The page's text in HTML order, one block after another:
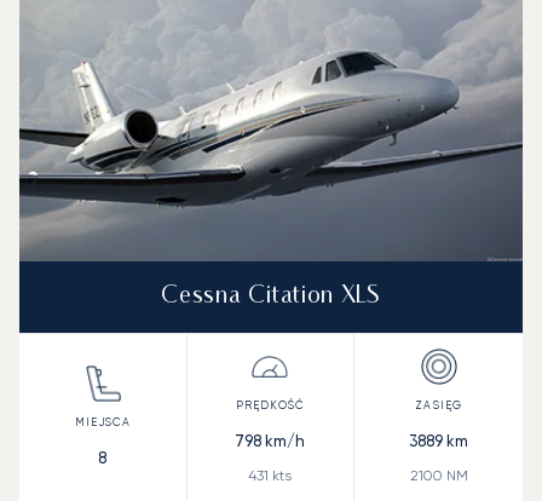
Cessna Citation XLS
8
798 km/h
431 kts
3889 km
2100 NM